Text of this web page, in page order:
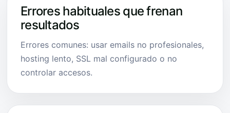
Errores habituales que frenan
resultados
Errores comunes: usar emails no profesionales,
hosting lento, SSL mal configurado o no
controlar accesos.